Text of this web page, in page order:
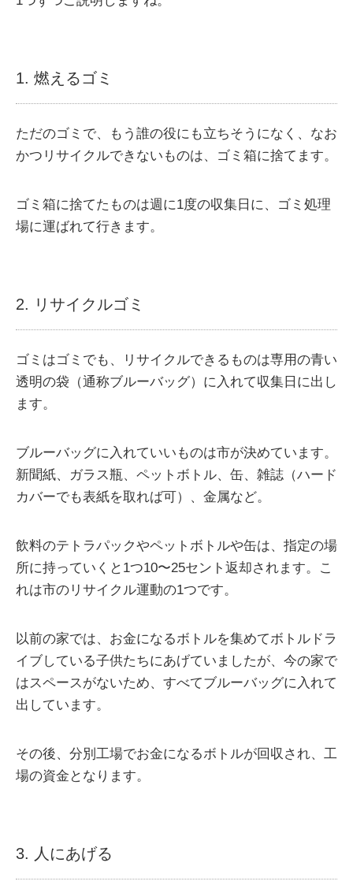
1. 燃えるゴミ
ただのゴミで、もう誰の役にも立ちそうになく、なお
かつリサイクルできないものは、ゴミ箱に捨てます。
ゴミ箱に捨てたものは週に1度の収集日に、ゴミ処理
場に運ばれて行きます。
2. リサイクルゴミ
ゴミはゴミでも、リサイクルできるものは専用の青い
透明の袋（通称ブルーバッグ）に入れて収集日に出し
ます。
ブルーバッグに入れていいものは市が決めています。
新聞紙、ガラス瓶、ペットボトル、缶、雑誌（ハード
カバーでも表紙を取れば可）、金属など。
飲料のテトラパックやペットボトルや缶は、指定の場
所に持っていくと1つ10〜25セント返却されます。こ
れは市のリサイクル運動の1つです。
以前の家では、お金になるボトルを集めてボトルドラ
イブしている子供たちにあげていましたが、今の家で
はスペースがないため、すべてブルーバッグに入れて
出しています。
その後、分別工場でお金になるボトルが回収され、工
場の資金となります。
3. 人にあげる